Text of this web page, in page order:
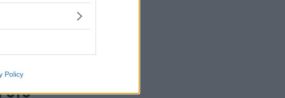
Policy
για
λέγεται
στο